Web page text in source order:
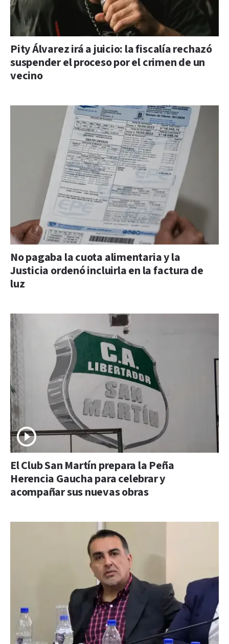
Pity Álvarez irá a juicio: la fiscalía rechazó
suspender el proceso por el crimen de un
vecino
No pagaba la cuota alimentaria y la
Justicia ordenó incluirla en la factura de
luz
El Club San Martín prepara la Peña
Herencia Gaucha para celebrar y
acompañar sus nuevas obras